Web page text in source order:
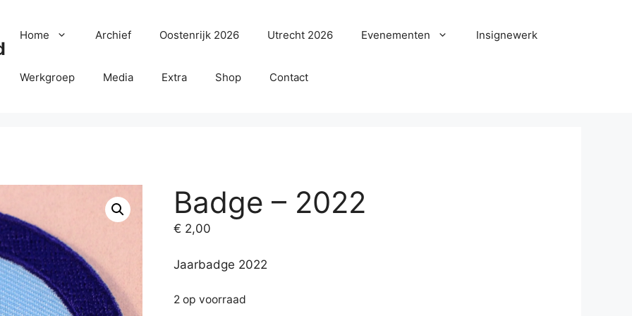
Home Archief Oostenrijk 2026 Utrecht 2026 Evenementen Insignewerk
Werkgroep Media Extra Shop Contact
Badge – 2022
€ 2,00
Jaarbadge 2022
2 op voorraad